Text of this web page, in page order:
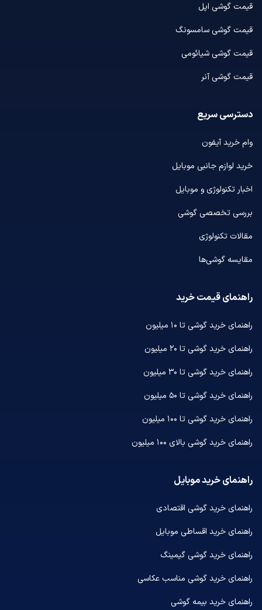
قیمت گوشی اپل
قیمت گوشی سامسونگ
قیمت گوشی شیائومی
قیمت گوشی آنر
دسترسی سریع
وام خرید آیفون
خرید لوازم جانبی موبایل
اخبار تکنولوژی و موبایل
بررسی تخصصی گوشی
مقالات تکنولوژی
مقایسه گوشی‌ها
راهنمای قیمت خرید
راهنمای خرید گوشی تا ۱۰ میلیون
راهنمای خرید گوشی تا ۲۰ میلیون
راهنمای خرید گوشی تا ۳۰ میلیون
راهنمای خرید گوشی تا ۵۰ میلیون
راهنمای خرید گوشی تا ۱۰۰ میلیون
راهنمای خرید گوشی بالای ۱۰۰ میلیون
راهنمای خرید موبایل
راهنمای خرید گوشی اقتصادی
راهنمای خرید اقساطی موبایل
راهنمای خرید گوشی گیمینگ
راهنمای خرید گوشی مناسب عکاسی
راهنمای خرید بیمه گوشی